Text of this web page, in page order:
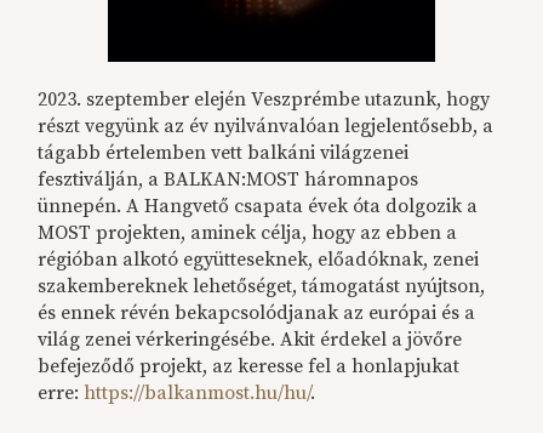
2023. szeptember elején Veszprémbe utazunk, hogy
részt vegyünk az év nyilvánvalóan legjelentősebb, a
tágabb értelemben vett balkáni világzenei
fesztiválján, a BALKAN:MOST háromnapos
ünnepén. A Hangvető csapata évek óta dolgozik a
MOST projekten, aminek célja, hogy az ebben a
régióban alkotó együtteseknek, előadóknak, zenei
szakembereknek lehetőséget, támogatást nyújtson,
és ennek révén bekapcsolódjanak az európai és a
világ zenei vérkeringésébe. Akit érdekel a jövőre
befejeződő projekt, az keresse fel a honlapjukat
erre:https://balkanmost.hu/hu/.